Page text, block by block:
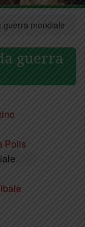
guerra mondiale
guerra
Polis